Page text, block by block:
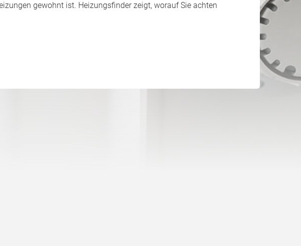
gewohnt ist. Heizungsfinder zeigt, worauf Sie achten